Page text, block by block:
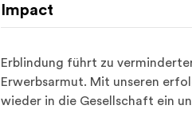
Impact
Erblindung führt zu
Erwerbsarmut. Mit unseren
wieder in die Gesellschaft ein